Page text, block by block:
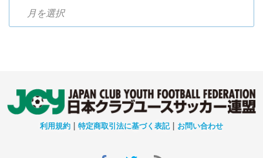
利用規約 | 特定商取引法に基づく表記| お問い合わせ